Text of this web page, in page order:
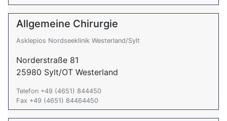
Allgemeine Chirurgie
Asklepios Nordseeklinik Westerland/Sylt
Norderstraße 81
25980 Sylt/OT Westerland
Telefon +49 (4651) 844450
Fax +49 (4651) 84464450